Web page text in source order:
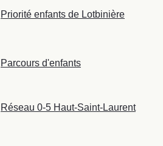
Priorité enfants de Lotbinière
Parcours d'enfants
Réseau 0-5 Haut-Saint-Laurent